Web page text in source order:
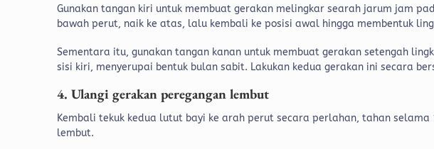
Gunakan tangan kiri untuk membuat gerakan melingkar searah jarum jam
bawah perut, naik ke atas, lalu kembali ke posisi awal hingga membentuk
Sementara itu, gunakan tangan kanan untuk membuat gerakan setengah
sisi kiri, menyerupai bentuk bulan sabit. Lakukan kedua gerakan ini secara
4. Ulangi gerakan peregangan lembut
Kembali tekuk kedua lutut bayi ke arah perut secara perlahan, tahan
lembut.